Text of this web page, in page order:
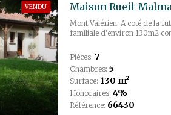
VENDU Maison Rueil-
Mont Valérien. A coté de la
familiale d'environ 130m2
Pièces: 7
Chambres: 5
Surface: 130 m²
Honoraires: 4%
Référence: 66430